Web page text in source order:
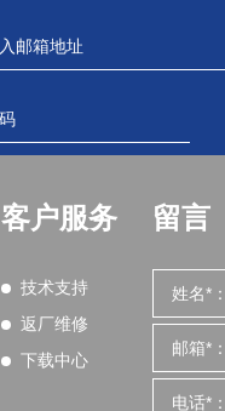
客户服务
技术支持
返厂维修
下载中心
留言